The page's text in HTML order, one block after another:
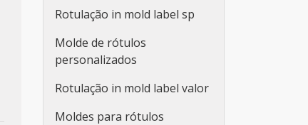
Rotulação in mold label sp
Molde de rótulos
personalizados
Rotulação in mold label valor
Moldes para rótulos